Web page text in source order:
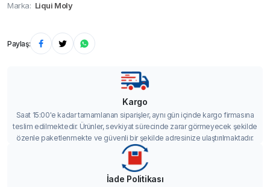
Marka: Liqui Moly
Paylaş:
Kargo
Saat 15:00'e kadar tamamlanan siparişler, aynı gün içinde kargo firmasına
teslim edilmektedir. Ürünler, sevkiyat sürecinde zarar görmeyecek şekilde
özenle paketlenmekte ve güvenli bir şekilde adresinize ulaştırılmaktadır.
İade Politikası